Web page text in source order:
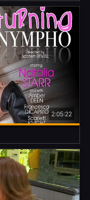
2:05:22